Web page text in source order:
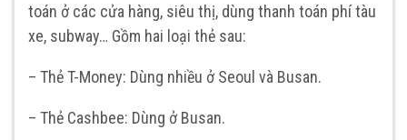
toán ở các cửa hàng, siêu thị, dùng thanh toán phí tàu
xe, subway… Gồm hai loại thẻ sau:
– Thẻ T-Money: Dùng nhiều ở Seoul và Busan.
– Thẻ Cashbee: Dùng ở Busan.